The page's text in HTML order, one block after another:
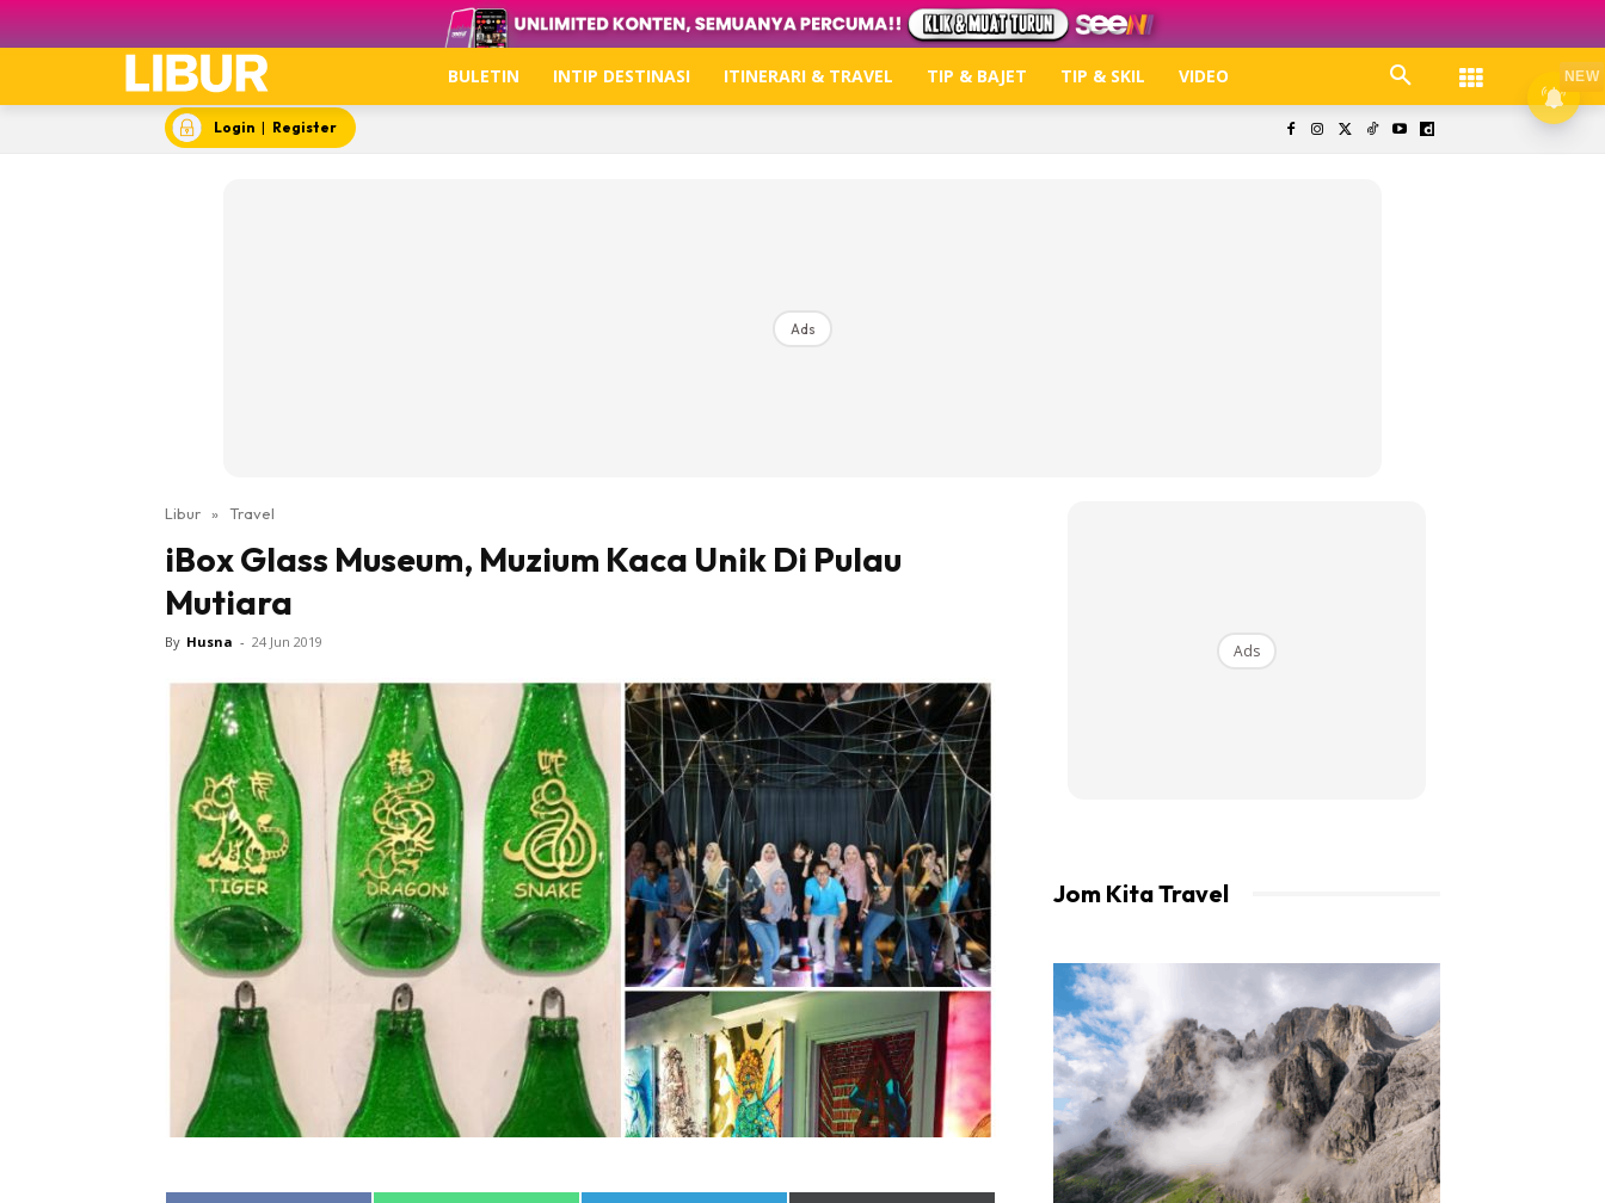
Video
KLIK DI SEENI
BULETIN INTIP DESTINASI ITINERARI & TRAVEL TIP & BAJET TIP & SKIL VIDEO
Login | Register
Ads
Libur » Travel
iBox Glass Museum, Muzium Kaca Unik Di Pulau
Mutiara
By Husna - 24 Jun 2019 Ads
Jom Kita Travel
NEW